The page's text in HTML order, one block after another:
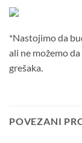
*Nastojimo da
ali ne možemo
grešaka.
POVEZANI